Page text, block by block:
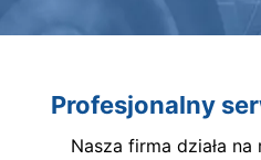
Regeneracja pomp
Serwis
Profesjonalny
Nasza firma działa